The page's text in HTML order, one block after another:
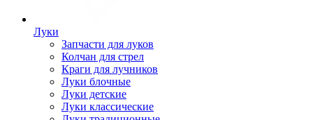
Луки
Запчасти для луков
Колчан для стрел
Краги для лучников
Луки блочные
Луки детские
Луки классические